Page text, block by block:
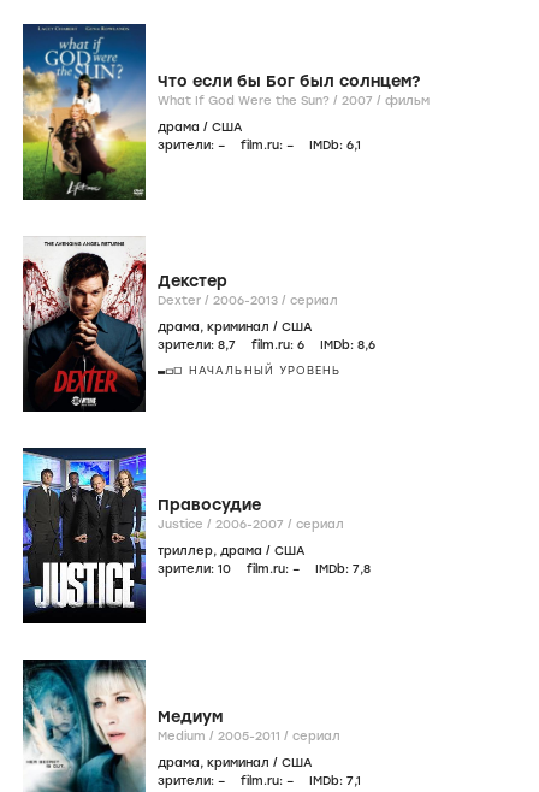
Что если бы Бог был солнцем?
What If God Were the Sun? / 2007 / фильм
драма / США
зрители: – film.ru: – IMDb: 6,1
Декстер
Dexter / 2006-2013 / сериал
драма, криминал / США
зрители: 8,7 film.ru: 6 IMDb: 8,6
НАЧАЛЬНЫЙ УРОВЕНЬ
Правосудие
Justice / 2006-2007 / сериал
триллер, драма / США
зрители: 10 film.ru: – IMDb: 7,8
Медиум
Medium / 2005-2011 / сериал
драма, криминал / США
зрители: – film.ru: – IMDb: 7,1